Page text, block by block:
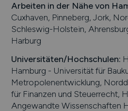
Arbeiten in der Nähe von
Cuxhaven, Pinneberg, Jork,
Schleswig-Holstein,
Harburg
Universitäten/Hochschulen:
Hamburg - Universität für
Metropolenentwicklung,
für Finanzen und Steuerrecht,
Angewandte Wissenschaften